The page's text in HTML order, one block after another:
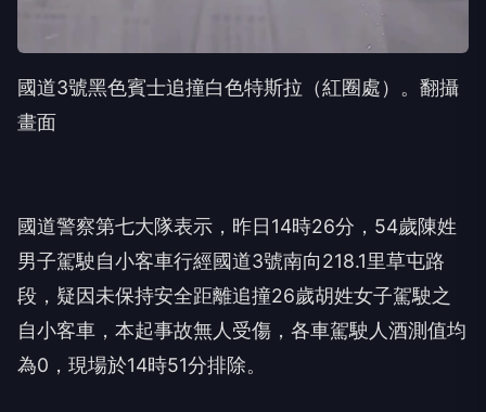
國道3號黑色賓士追撞白色特斯拉（紅圈處）。翻攝
畫面
國道警察第七大隊表示，昨日14時26分，54歲陳姓
男子駕駛自小客車行經國道3號南向218.1里草屯路
段，疑因未保持安全距離追撞26歲胡姓女子駕駛之
自小客車，本起事故無人受傷，各車駕駛人酒測值均
為0，現場於14時51分排除。